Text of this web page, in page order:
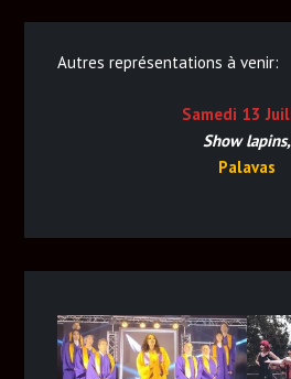
Autres représentations à venir:
Samedi 13
Show lapins,
Palavas